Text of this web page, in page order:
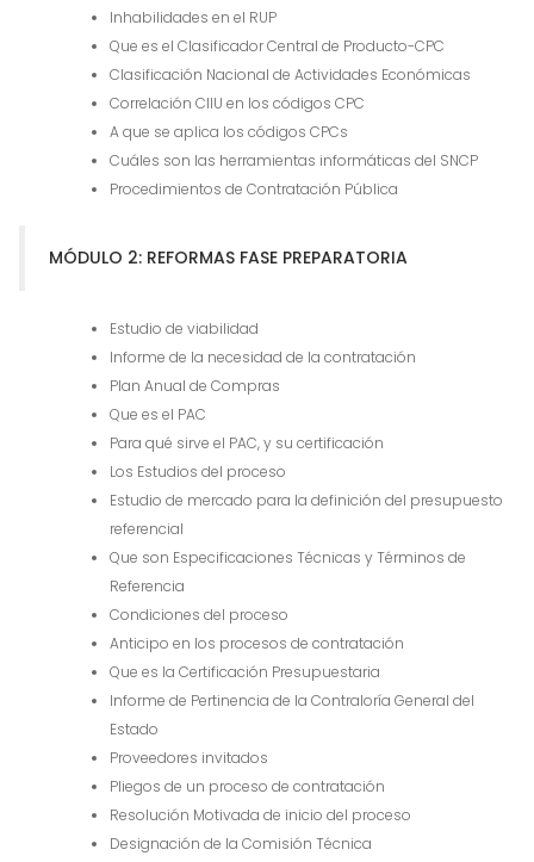
Inhabilidades en el RUP
Que es el Clasificador Central de Producto-CPC
Clasificación Nacional de Actividades Económicas
Correlación CIIU en los códigos CPC
A que se aplica los códigos CPCs
Cuáles son las herramientas informáticas del SNCP
Procedimientos de Contratación Pública
MÓDULO 2: REFORMAS FASE PREPARATORIA
Estudio de viabilidad
Informe de la necesidad de la contratación
Plan Anual de Compras
Que es el PAC
Para qué sirve el PAC, y su certificación
Los Estudios del proceso
Estudio de mercado para la definición del presupuesto
referencial
Que son Especificaciones Técnicas y Términos de
Referencia
Condiciones del proceso
Anticipo en los procesos de contratación
Que es la Certificación Presupuestaria
Informe de Pertinencia de la Contraloría General del
Estado
Proveedores invitados
Pliegos de un proceso de contratación
Resolución Motivada de inicio del proceso
Designación de la Comisión Técnica